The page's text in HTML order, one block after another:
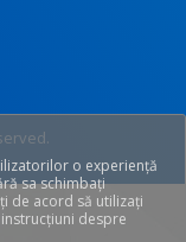
o experiență
sa schimbați
de acord să utilizați
despre